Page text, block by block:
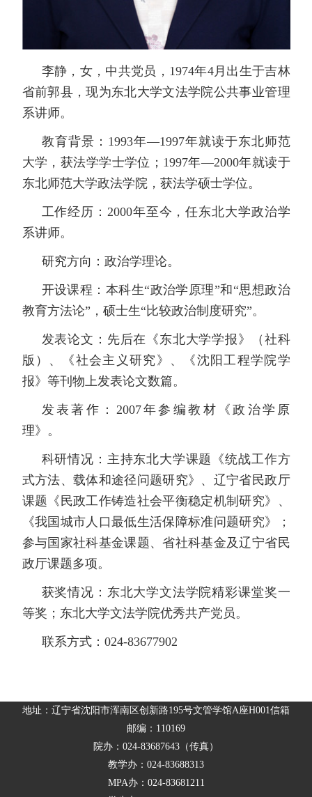
李静，女，中共党员， 1974年4月出生于吉林
省前郭县，现为东北大学文法学院公共事业管理
系讲师。
教育背景： 1993年—1997年就读于东北师范
大学，获法学学士学位； 1997年—2000年就读于
东北师范大学政法学院，获法学硕士学位。
工作经历： 2000年至今，任东北大学政治学
系讲师。
研究方向：政治学理论。
开设课程：本科生“政治学原理”和 “思想政治
教育方法论” ，硕士生“比较政治制度研究”。
发表论文：先后在《东北大学学报》（社科
版）、《社会主义研究》、《沈阳工程学院学
报》等刊物上发表论文数篇。
发表著作： 2007年参编教材《政治学原
理》。
科研情况：主持东北大学课题《统战工作方
式方法、载体和途径问题研究》、辽宁省民政厅
课题《民政工作铸造社会平衡稳定机制研究》、
《我国城市人口最低生活保障标准问题研究》；
参与国家社科基金课题、省社科基金及辽宁省民
政厅课题多项。
获奖情况：东北大学文法学院精彩课堂奖一
等奖；东北大学文法学院优秀共产党员。
联系方式： 024-83677902
地址：辽宁省沈阳市浑南区创新路195号文管学馆A座H001信箱
邮编：110169
院办：024-83687643（传真）
教学办：024-83688313
MPA办：024-83681211